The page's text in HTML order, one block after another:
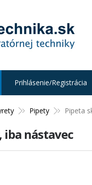
Pipety Pipeta
iba nástavec
Prihlásenie/Registrácia